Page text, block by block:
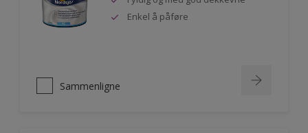
Enkel å påføre
Sammenligne